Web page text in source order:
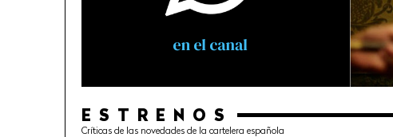
ESTRENOS
Críticas de las novedades de la cartelera española